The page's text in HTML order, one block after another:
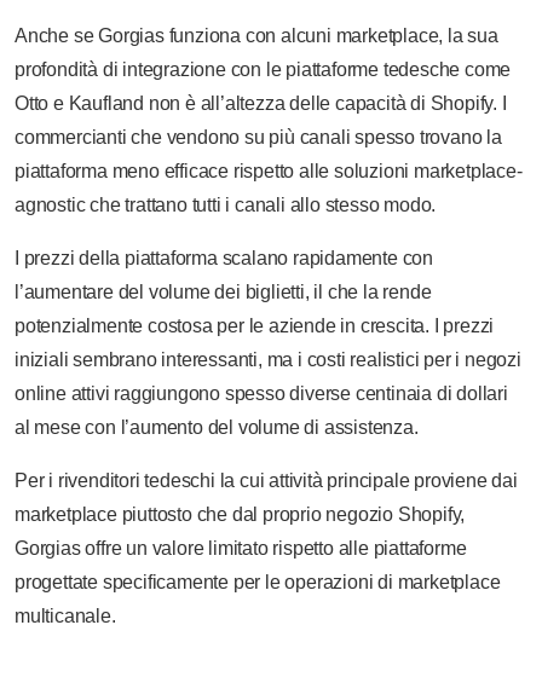
Anche se Gorgias funziona con alcuni marketplace, la sua
profondità di integrazione con le piattaforme tedesche come
Otto e Kaufland non è all’altezza delle capacità di Shopify. I
commercianti che vendono su più canali spesso trovano la
piattaforma meno efficace rispetto alle soluzioni marketplace-
agnostic che trattano tutti i canali allo stesso modo.
I prezzi della piattaforma scalano rapidamente con
l’aumentare del volume dei biglietti, il che la rende
potenzialmente costosa per le aziende in crescita. I prezzi
iniziali sembrano interessanti, ma i costi realistici per i negozi
online attivi raggiungono spesso diverse centinaia di dollari
al mese con l’aumento del volume di assistenza.
Per i rivenditori tedeschi la cui attività principale proviene dai
marketplace piuttosto che dal proprio negozio Shopify,
Gorgias offre un valore limitato rispetto alle piattaforme
progettate specificamente per le operazioni di marketplace
multicanale.